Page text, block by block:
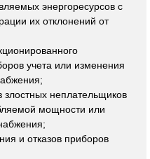
энергоресурсов с
их отклонений от
учета или изменения
злостных неплательщиков
мощности или
и отказов приборов